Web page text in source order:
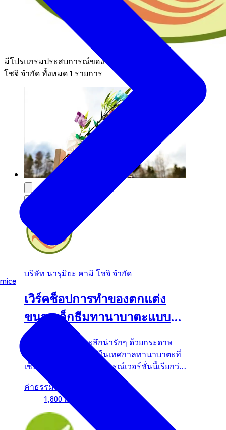
mice
มีโปรแกรมประสบการณ์ของ บริษัท นารุมิยะ คามิ
โชจิ จำกัด ทั้งหมด 1 รายการ
บริษัท นารุมิยะ คามิ โชจิ จำกัด
เวิร์คช็อปการทำของตกแต่ง
ขนาดเล็กธีมทานาบาตะแบบ
ดั้งเดิมในเมืองเซนได
มาประดิษฐ์ของที่ระลึกน่ารักๆ ด้วยกระดาษ
ญี่ปุ่นแบบเดียวกับที่ใช้ในเทศกาลทานาบาตะที่
เซ็นไดกันเถอะ! ประสบการณ์เวอร์ชั่นนี้เรียกว่า
เวอร์ชั่น &quot;โรแมนติก&quot; 【เนื้อหา
ประสบการณ์】 ① ฟังคำอธิบายเกี่ยว...
ค่าธรรมเนียม：
1,800 เยนขึ้นไป (รวมภาษี)